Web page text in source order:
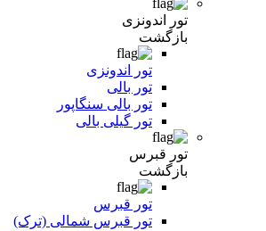
تور اندونزی
بازگشت
تور اندونزی
تور بالی
تور بالی سنگاپور
تور گیلی بالی
تور قبرس
بازگشت
تور قبرس
تور قبرس شمالی (ترک)